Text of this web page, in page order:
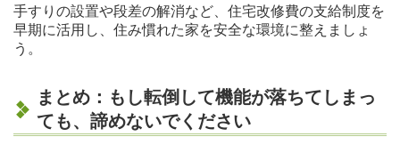
手すりの設置や段差の解消など、住宅改修費の支給制度を
早期に活用し、住み慣れた家を安全な環境に整えましょ
う。
まとめ：もし転倒して機能が落ちてしまっ
ても、諦めないでください